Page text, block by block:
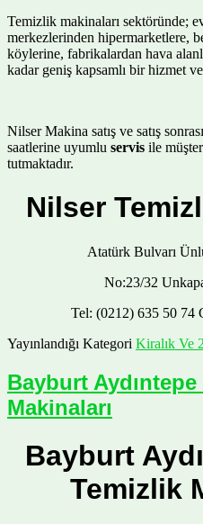
Temizlik makinaları sektöründe;
merkezlerinden hipermarketlere,
köylerine, fabrikalardan hava
kadar geniş kapsamlı bir hizmet
Nilser Makina satış ve satış
saatlerine uyumlu servis ile
tutmaktadır.
Nilser
Atatürk Bulvarı
No:23/32
Tel: (0212) 635 50 74
Yayınlandığı Kategori Kiralık Ve
Bayburt
Makinaları
Bayburt
Temizlik